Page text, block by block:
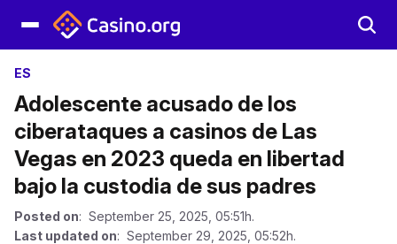
ES
Adolescente acusado de los
ciberataques a casinos de Las
Vegas en 2023 queda en libertad
bajo la custodia de sus padres
Posted on: September 25, 2025, 05:51h.
Last updated on: September 29, 2025, 05:52h.